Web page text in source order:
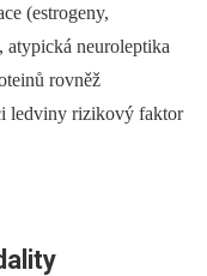
(estrogeny,
neuroleptika
rovněž
ledviny rizikový faktor